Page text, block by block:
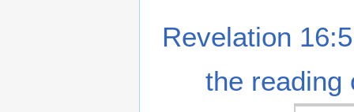
Revelation
the reading